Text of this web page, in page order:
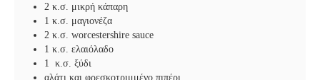
2 κ.σ. μικρή κάπαρη
1 κ.σ. μαγιονέζα
2 κ.σ. worcestershire sauce
1 κ.σ. ελαιόλαδο
1
κ.σ. ξύδι
αλάτι και φρεσκοτριμμένο πιπέρι